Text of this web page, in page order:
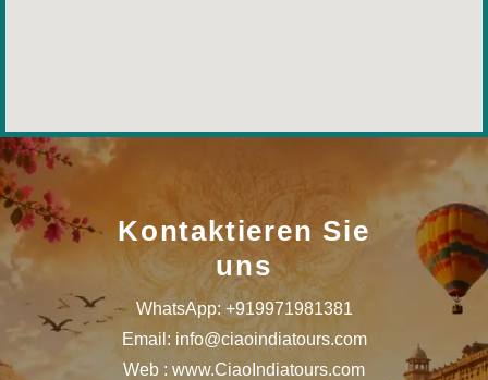
Kontaktieren Sie
uns
WhatsApp: +919971981381
Email: info@ciaoindiatours.com
Web : www.CiaoIndiatours.com